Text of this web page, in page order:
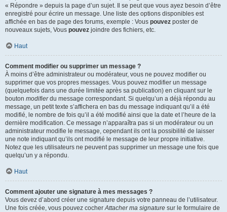
« Répondre » depuis la page d’un sujet. Il se peut que vous ayez besoin d’être
enregistré pour écrire un message. Une liste des options disponibles est
affichée en bas de page des forums, exemple : Vous pouvez poster de
nouveaux sujets, Vous pouvez joindre des fichiers, etc.
Haut
Comment modifier ou supprimer un message ?
À moins d’être administrateur ou modérateur, vous ne pouvez modifier ou
supprimer que vos propres messages. Vous pouvez modifier un message
(quelquefois dans une durée limitée après sa publication) en cliquant sur le
bouton modifierdu message correspondant. Si quelqu’un a déjà répondu au
message, un petit texte s’affichera en bas du message indiquant qu’il a été
modifié, le nombre de fois qu’il a été modifié ainsi que la date et l’heure de la
dernière modification. Ce message n’apparaîtra pas si un modérateur ou un
administrateur modifie le message, cependant ils ont la possibilité de laisser
une note indiquant qu’ils ont modifié le message de leur propre initiative.
Notez que les utilisateurs ne peuvent pas supprimer un message une fois que
quelqu’un y a répondu.
Haut
Comment ajouter une signature à mes messages ?
Vous devez d’abord créer une signature depuis votre panneau de l’utilisateur.
Une fois créée, vous pouvez cocherAttacher ma signature sur le formulaire de